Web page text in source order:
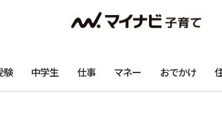
験 中学生 仕事 マネー おでかけ